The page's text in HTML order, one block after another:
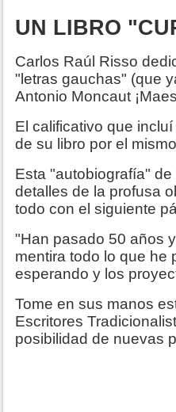
UN LIBRO
Carlos Raúl Risso
"letras gauchas" (que
Antonio Moncaut
El calificativo que
de su libro por el
Esta "autobiografía"
detalles de la profusa
todo con el siguiente
"Han pasado 50 años
mentira todo lo que he
esperando y los
Tome en sus manos
Escritores
posibilidad de nuevas